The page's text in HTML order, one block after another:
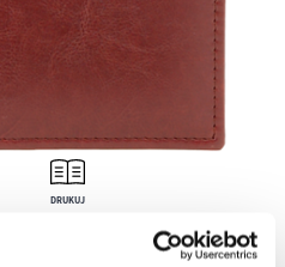
DRUKUJ